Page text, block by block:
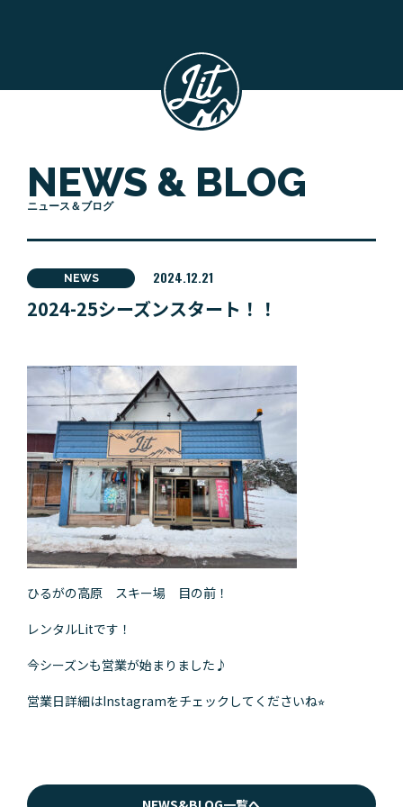
NEWS & BLOG
ニュース＆ブログ
NEWS 2024.12.21
2024-25シーズンスタート！！
ひるがの高原 スキー場 目の前！
レンタルLitです！
今シーズンも営業が始まりました♪
営業日詳細はInstagramをチェックしてくださいね⭐︎